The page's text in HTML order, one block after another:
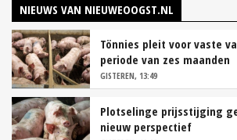
NIEUWS VAN NIEUWEOOGST.NL
Tönnies pleit voor vaste
periode van zes maanden
GISTEREN, 13:49
Plotselinge prijsstijging
nieuw perspectief